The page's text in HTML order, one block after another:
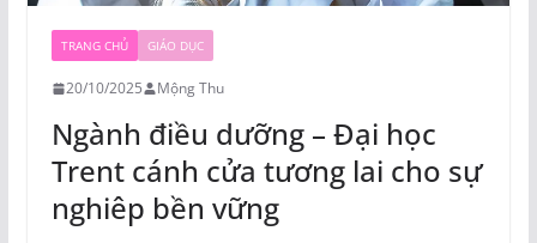
TRANG CHỦ GIÁO DỤC
20/10/2025 Mộng Thu
Ngành điều dưỡng – Đại học
Trent cánh cửa tương lai cho sự
nghiêp bền vững